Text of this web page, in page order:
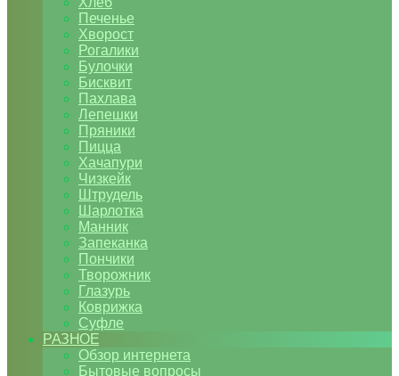
Печенье
Хворост
Рогалики
Булочки
Бисквит
Пахлава
Лепешки
Пряники
Пицца
Хачапури
Чизкейк
Штрудель
Шарлотка
Манник
Запеканка
Пончики
Творожник
Глазурь
Коврижка
Суфле
РАЗНОЕ
Обзор интернета
Бытовые вопросы